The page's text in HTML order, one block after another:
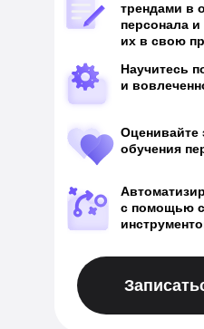
с помощью
Оценивайте
обучения
Научитесь
и
трендами в
персонала
их в свою